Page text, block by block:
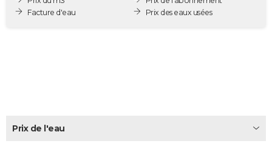
Destinations
City break
Voyage nature
Voyage de noces
Forum
Climat
PHOTO
Dictionnaire
Biographies
Citations
Expressions
Proverbes
Facture d'eau
Prix des eaux usées
Prix de l'eau